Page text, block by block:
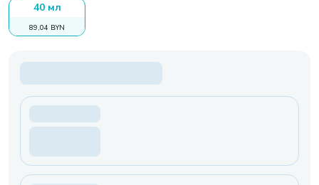
40 мл
89,04 BYN